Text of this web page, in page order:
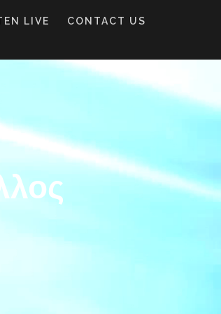
LIVE CONTACT US